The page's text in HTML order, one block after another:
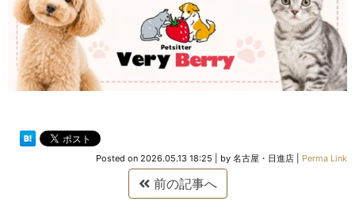
Posted on 2026.05.13 18:25 by 名古屋・日進店 Perma Link
前の記事へ